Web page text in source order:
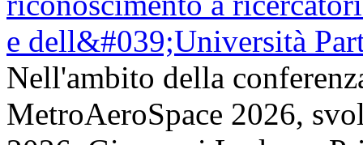
Nell'ambito della
MetroAeroSpace 2026,